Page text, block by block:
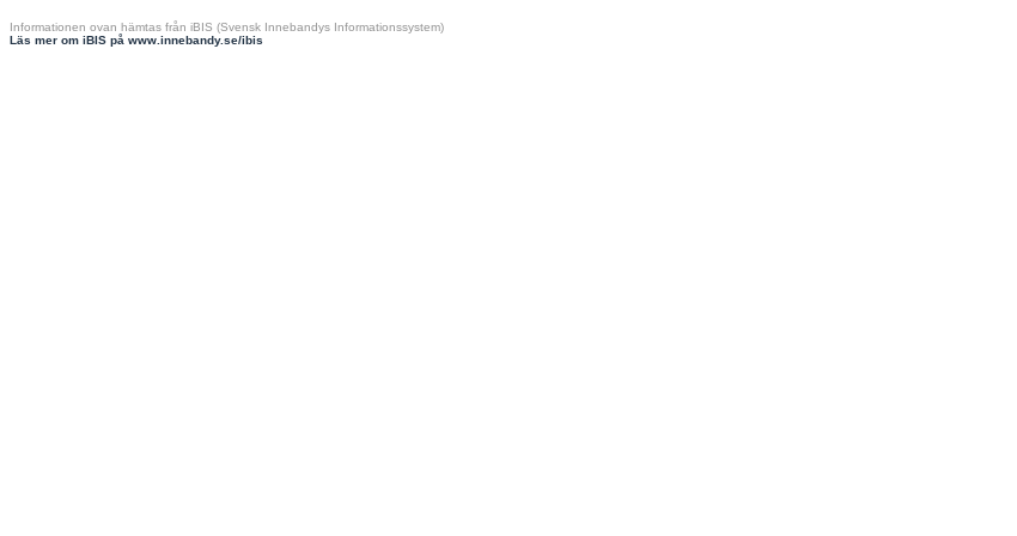
Informationen ovan hämtas från iBIS (Svensk Innebandys Informationssystem)
Läs mer om iBIS på www.innebandy.se/ibis